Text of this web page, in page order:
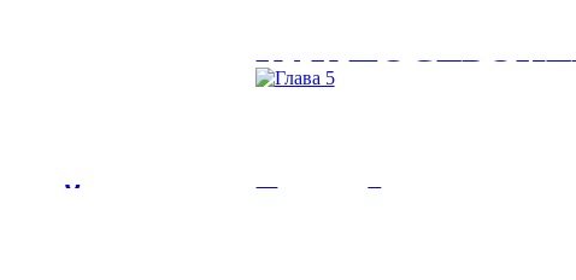
КАК
Глава 5